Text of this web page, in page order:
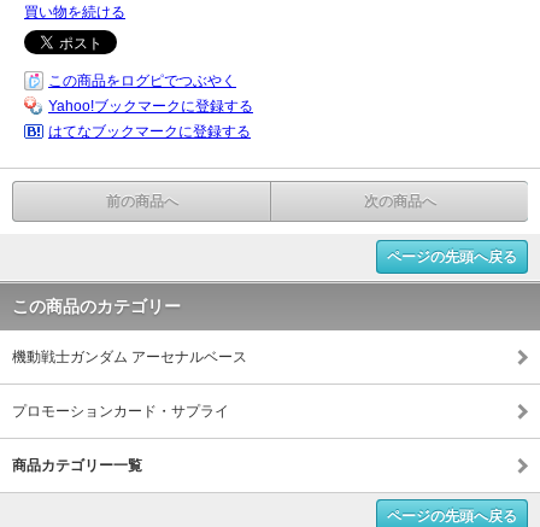
買い物を続ける
この商品をログピでつぶやく
Yahoo!ブックマークに登録する
はてなブックマークに登録する
前の商品へ 次の商品へ
ページの先頭へ戻る
この商品のカテゴリー
機動戦士ガンダム アーセナルベース
プロモーションカード・サプライ
商品カテゴリー一覧
ページの先頭へ戻る